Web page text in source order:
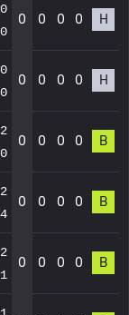
0
0
0 0 0 0 Н
0
0
0 0 0 0 Н
2
0
0 0 0 0 В
2
4
0 0 0 0 В
2
1
0 0 0 0 В